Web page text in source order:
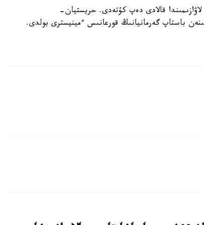
قالادى دەپ كۇتەدى. حريستيان-